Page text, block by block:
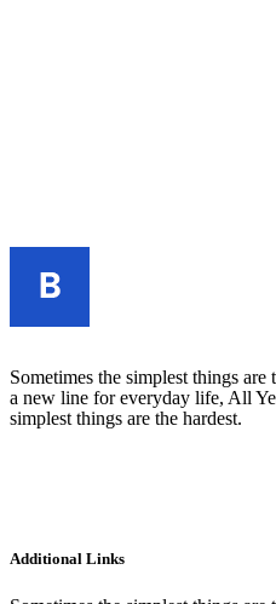
Sometimes the simplest things
a new line for everyday life, All
simplest things are the hardest.
Additional Links